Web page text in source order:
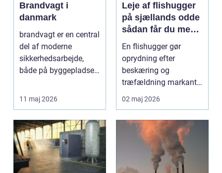
Brandvagt i
danmark
brandvagt er en central
del af moderne
sikkerhedsarbejde,
både på byggepladser,
11 maj 2026
Leje af flishugger
på sjællands odde
sådan får du mest
ud af arbejdet
En flishugger gør
oprydning efter
beskæring og
træfældning markant
lettere. I stedet for at
bruge we...
02 maj 2026